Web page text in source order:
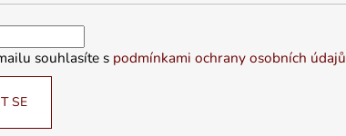
souhlasíte s podmínkami ochrany osobních údajů
SE